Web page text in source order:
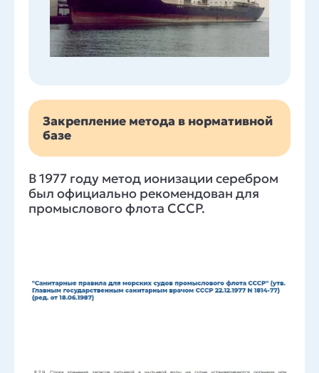
Закрепление метода в нормативной
базе
В 1977 году метод ионизации серебром
был официально рекомендован для
промыслового флота СССР.